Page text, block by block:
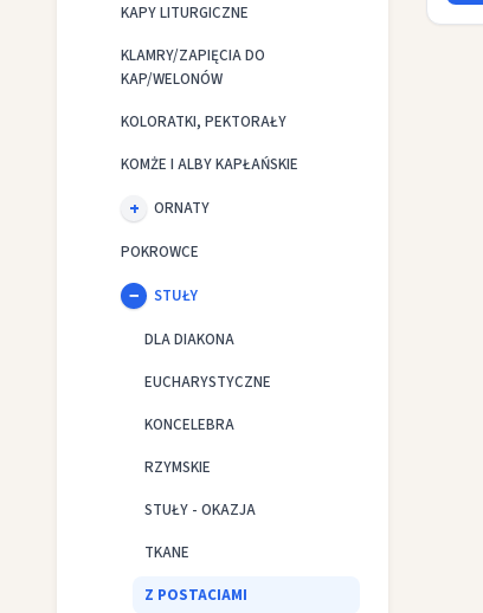
KAPY LITURGICZNE
KLAMRY/ZAPIĘCIA DO
KAP/WELONÓW
KOLORATKI, PEKTORAŁY
KOMŻE I ALBY KAPŁAŃSKIE
ORNATY
POKROWCE
STUŁY
DLA DIAKONA
EUCHARYSTYCZNE
KONCELEBRA
RZYMSKIE
STUŁY - OKAZJA
TKANE
Z POSTACIAMI